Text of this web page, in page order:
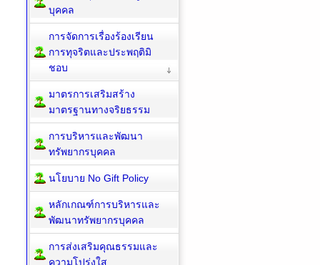
บุคคล
การจัดการเรื่องร้องเรียน
การทุจริตและประพฤติมิ
ชอบ
มาตรการเสริมสร้าง
มาตรฐานทางจริยธรรม
การบริหารและพัฒนา
ทรัพยากรบุคคล
นโยบาย No Gift Policy
หลักเกณฑ์การบริหารและ
พัฒนาทรัพยากรบุคคล
การส่งเสริมคุณธรรมและ
ความโปร่งใส